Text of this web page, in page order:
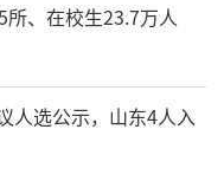
、在校生23.7万人
人选公示，山东4人入